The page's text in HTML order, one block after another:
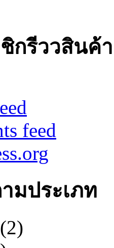
กรีววสินค้า
feed
มประเภท
(2)